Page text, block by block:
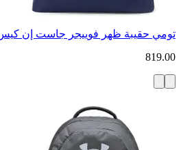
تومي حقيبة ظهر فوييجر جاست إن
819.00